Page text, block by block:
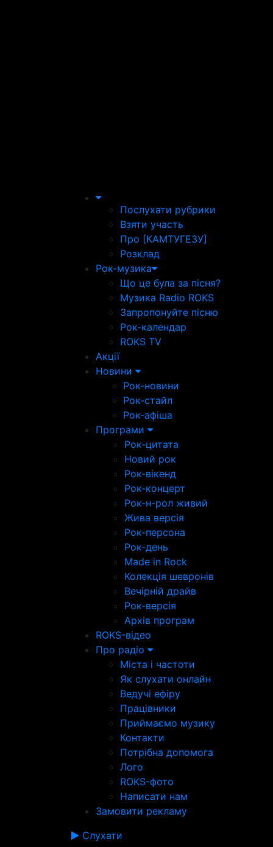
Послухати рубрики
Взяти участь
Про [КАМТУГЕЗУ]
Розклад
Рок-музика
Що це була за пісня?
Музика Radio ROKS
Запропонуйте пісню
Рок-календар
ROKS TV
Акції
Новини
Рок-новини
Рок-стайл
Рок-афіша
Програми
Рок-цитата
Новий рок
Рок-вікенд
Рок-концерт
Рок-н-рол живий
Жива версія
Рок-персона
Рок-день
Made in Rock
Колекція шевронів
Вечірній драйв
Рок-версія
Архів програм
ROKS-відео
Про радіо
Міста і частоти
Як слухати онлайн
Ведучі ефіру
Працівники
Приймаємо музику
Контакти
Потрібна допомога
Лого
ROKS-фото
Написати нам
Замовити рекламу
Слухати